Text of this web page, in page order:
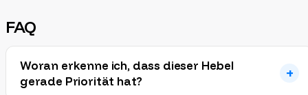
FAQ
Woran erkenne ich, dass dieser Hebel
gerade Priorität hat?